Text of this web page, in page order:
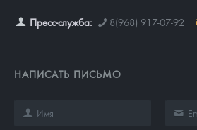
Пресс-служба: 8(968) 917-07-92
НАПИСАТЬ ПИСЬМО